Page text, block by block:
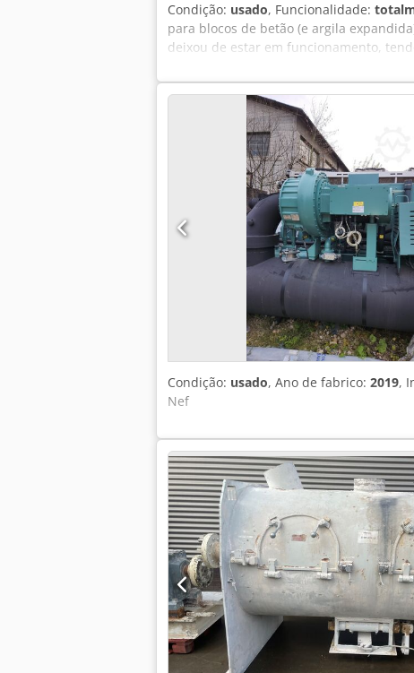
Condição: usado, Funcionalidade:
para blocos de betão (e argila
deixou de estar em funcionamento,
Transportador de abastecimento de
matéria-prima da tremonha de
motor 18,5 kW). - Transportador para
Marca de tipo: PIERRE ET BERTRAND
CREVECOEUR LE GRAND, França
mm (comprimento x largura) Altura
transportada por carregador
paletes. As placas de produção
Quadro elétrico. 2022 ano de
moldes usados. Credpfx Alouc Tzvo
fornecer serviços de desmontagem,
Condição: usado, Ano de fabrico: 2019,
Nef